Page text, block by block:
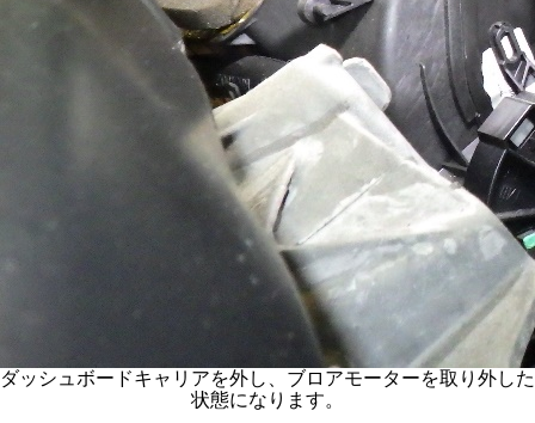
ダッシュボードキャリアを外し、ブロアモーターを取り外した
状態になります。